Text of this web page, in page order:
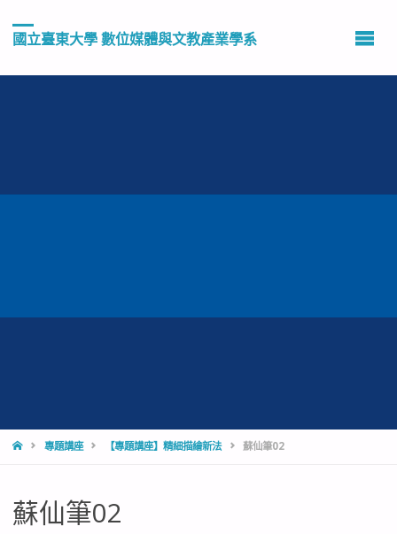
國立臺東大學 數位媒體與文教產業學系
HOME專題講座 【專題講座】精細描繪新法 蘇仙筆02
蘇仙筆02